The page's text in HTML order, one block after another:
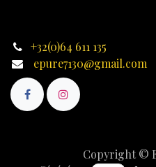
+32(0)64 611 135
epure7130@gmail.com
Copyright ©